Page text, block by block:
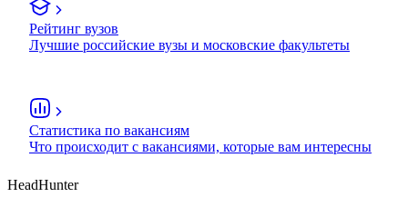
Рейтинг вузов
Лучшие российские вузы и московские факультеты
Статистика по вакансиям
Что происходит с вакансиями, которые вам интересны
HeadHunter